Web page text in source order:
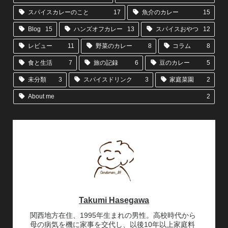
スパイスカレーのこと 17 魚介のカレー 15
Blog 15 ハンズオフカレー 13 スパイスおやつ 12
レビュー 11 野菜のカレー 8 コラム 8
食と生活 7 旅の記録 6 豆のカレー 5
未分類 3 スパイスドリンク 3 家庭菜園 2
About me 2
Takumi Hasegawa
関西地方在住、1995年生まれの男性。高校時代から
母の病気を機に家事を交代し、以後10年以上家庭料